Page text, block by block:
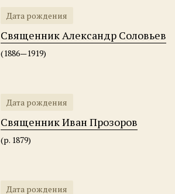
Дата рождения
Священник Александр Соловьев
(1886—1919)
Дата рождения
Священник Иван Прозоров
(р. 1879)
Дата рождения